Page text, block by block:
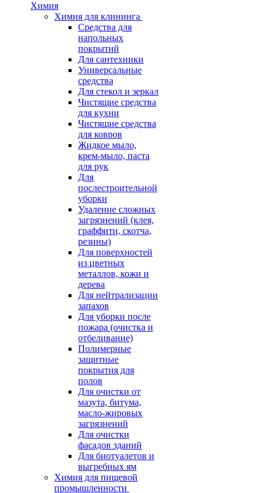
Химия
Химия для клининга
Средства для
напольных
покрытий
Для сантехники
Универсальные
средства
Для стекол и зеркал
Чистящие средства
для кухни
Чистящие средства
для ковров
Жидкое мыло,
крем-мыло, паста
для рук
Для
послестроительной
уборки
Удаление сложных
загрязнений (клея,
граффити, скотча,
резины)
Для поверхностей
из цветных
металлов, кожи и
дерева
Для нейтрализации
запахов
Для уборки после
пожара (очистка и
отбеливание)
Полимерные
защитные
покрытия для
полов
Для очистки от
мазута, битума,
масло-жировых
загрязнений
Для очистки
фасадов зданий
Для биотуалетов и
выгребных ям
Химия для пищевой
промышленности